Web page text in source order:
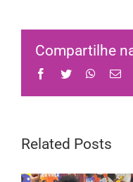
Compartilhe
Facebook
Twitter
Related Posts